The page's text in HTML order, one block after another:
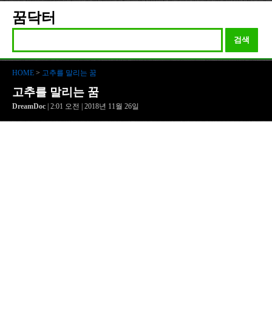
꿈닥터
검색
HOME > 고추를 말리는 꿈
고추를 말리는 꿈
DreamDoc | 2:01 오전 | 2018년 11월 26일